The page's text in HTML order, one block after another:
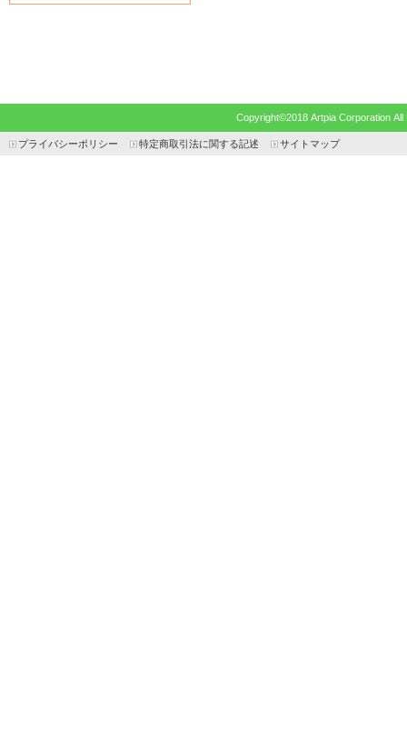
Copyright©2018 Artpia Corporation
プライバシーポリシー 特定商取引法に関する記述 サイトマップ